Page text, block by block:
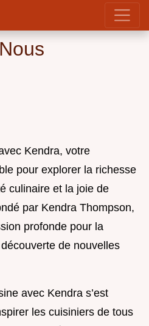
Kendra, votre
pour explorer la richesse
culinaire et la joie de
par Kendra Thompson,
profonde pour la
de nouvelles
avec Kendra s’est
les cuisiniers de tous